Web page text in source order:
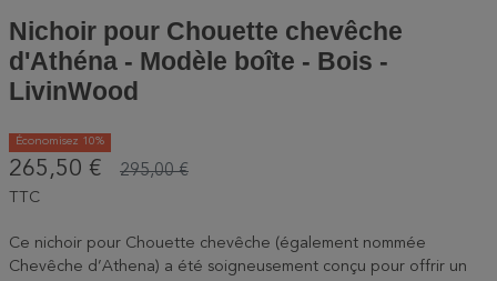
Nichoir pour Chouette chevêche
d'Athéna - Modèle boîte - Bois -
LivinWood
Économisez 10%
265,50 € 295,00 €
TTC
Ce nichoir pour Chouette chevêche (également nommée
Chevêche d’Athena) a été soigneusement conçu pour offrir un